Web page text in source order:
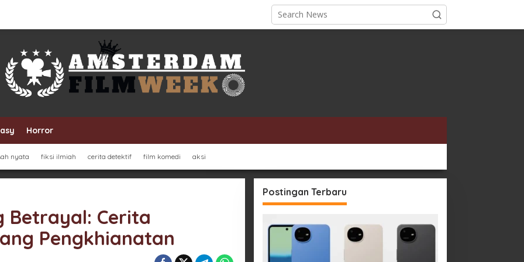
Horror
nyata fiksi ilmiah cerita detektif film komedi aksi
Betrayal: Cerita
Pengkhianatan
Postingan Terbaru